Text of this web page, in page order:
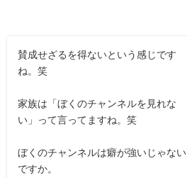
賛成せざるを得ないという感じです
ね。笑
家族は「ぼくのチャンネルを見れな
い」って言ってますね。笑
ぼくのチャンネルは癖が強いじゃない
ですか。